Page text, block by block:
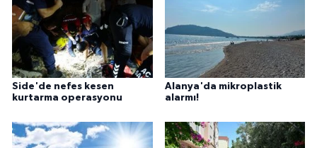
Side'de nefes kesen
kurtarma operasyonu
Alanya'da mikroplastik
alarmı!